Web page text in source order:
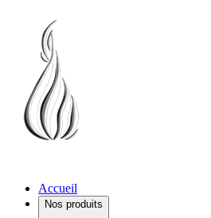
Accueil
Nos produits